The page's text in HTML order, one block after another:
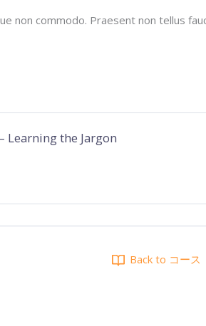
non commodo. Praesent non tellus
Learning the Jargon
Back to コース